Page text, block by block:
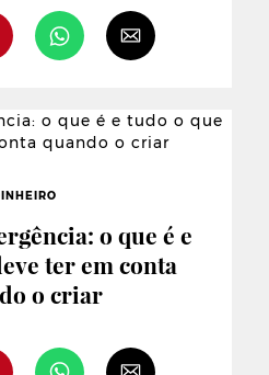
o que é e
ter em conta
o criar